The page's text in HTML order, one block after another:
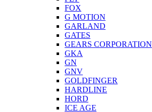
FOX
G MOTION
GARLAND
GATES
GEARS CORPORATION
GKA
GN
GNV
GOLDFINGER
HARDLINE
HORD
ICE AGE